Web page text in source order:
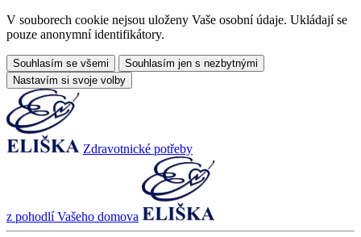
V souborech cookie nejsou uloženy Vaše osobní údaje. Ukládají se
pouze anonymní identifikátory.
Souhlasím se všemi
Souhlasím jen s nezbytnými
Nastavím si svoje volby
Zdravotnické potřeby
z pohodlí Vašeho domova